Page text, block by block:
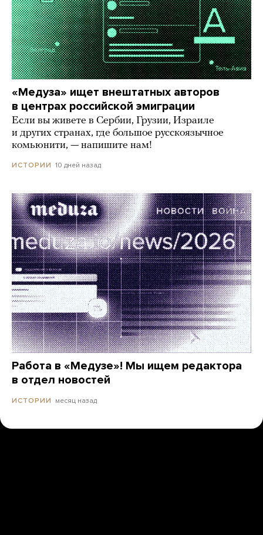
«Медуза» ищет внештатных авторов
в центрах российской эмиграции
Если вы живете в Сербии, Грузии, Израиле
и других странах, где большое русскоязычное
комьюнити, — напишите нам!
ИСТОРИИ 10 дней назад
Работа в «Медузе»! Мы ищем редактора
в отдел новостей
ИСТОРИИ месяц назад